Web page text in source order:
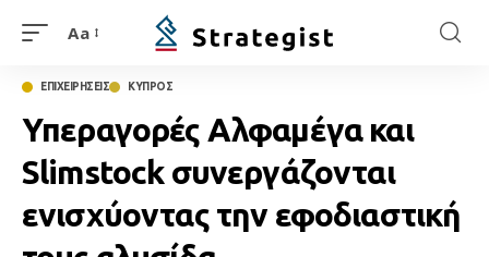
Aa
ΕΠΙΧΕΙΡΗΣΕΙΣ ΚΥΠΡΟΣ
Υπεραγορές Αλφαμέγα και
Slimstock συνεργάζονται
ενισχύοντας την εφοδιαστική